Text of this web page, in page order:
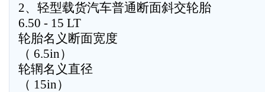
2、轻型载货汽车普通断面斜交轮胎
6.50 - 15 LT
轮胎名义断面宽度
（ 6.5in）
轮辋名义直径
（ 15in）